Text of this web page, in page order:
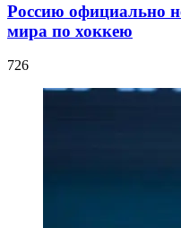
Россию официально
мира по хоккею
726